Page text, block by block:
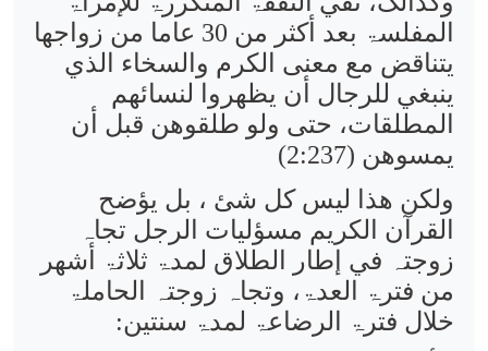
المفلسۃ بعد أکثر من 30 عاما من زواجھا
یتناقض مع معنی الکرم والسخاء الذي
ینبغي للرجال أن یظھروا لنسائھم
المطلقات، حتی ولو طلقوھن قبل أن
یمسوھن (2:237)
ولکن ھذا لیس کل شئ ، بل یؤضح
القرآن الکریم مسؤلیات الرجل تجاہ
زوجتہ في إطار الطلاق لمدۃ ثلاثۃ أشھر
من فترۃ العدۃ، وتجاہ زوجتہ الحاملۃ
خلال فترۃ الرضاعۃ لمدۃ سنتین: